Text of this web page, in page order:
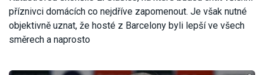
příznivci domácích co nejdříve zapomenout. Je však nutné
objektivně uznat, že hosté z Barcelony byli lepší ve všech
směrech a naprosto